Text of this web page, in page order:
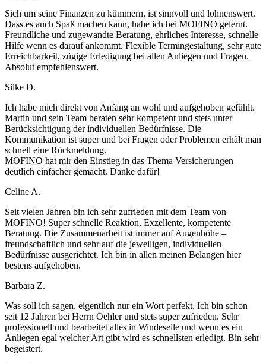
Sich um seine Finanzen zu kümmern, ist sinnvoll und lohnenswert.
Dass es auch Spaß machen kann, habe ich bei MOFINO gelernt.
Freundliche und zugewandte Beratung, ehrliches Interesse, schnelle
Hilfe wenn es darauf ankommt. Flexible Termingestaltung, sehr gute
Erreichbarkeit, zügige Erledigung bei allen Anliegen und Fragen.
Absolut empfehlenswert.
Silke D.
Ich habe mich direkt von Anfang an wohl und aufgehoben gefühlt.
Martin und sein Team beraten sehr kompetent und stets unter
Berücksichtigung der individuellen Bedürfnisse. Die
Kommunikation ist super und bei Fragen oder Problemen erhält man
schnell eine Rückmeldung.
MOFINO hat mir den Einstieg in das Thema Versicherungen
deutlich einfacher gemacht. Danke dafür!
Celine A.
Seit vielen Jahren bin ich sehr zufrieden mit dem Team von
MOFINO! Super schnelle Reaktion, Exzellente, kompetente
Beratung. Die Zusammenarbeit ist immer auf Augenhöhe –
freundschaftlich und sehr auf die jeweiligen, individuellen
Bedürfnisse ausgerichtet. Ich bin in allen meinen Belangen hier
bestens aufgehoben.
Barbara Z.
Was soll ich sagen, eigentlich nur ein Wort perfekt. Ich bin schon
seit 12 Jahren bei Herrn Oehler und stets super zufrieden. Sehr
professionell und bearbeitet alles in Windeseile und wenn es ein
Anliegen egal welcher Art gibt wird es schnellsten erledigt. Bin sehr
begeistert.